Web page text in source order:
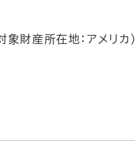
財産所在地：アメリカ）